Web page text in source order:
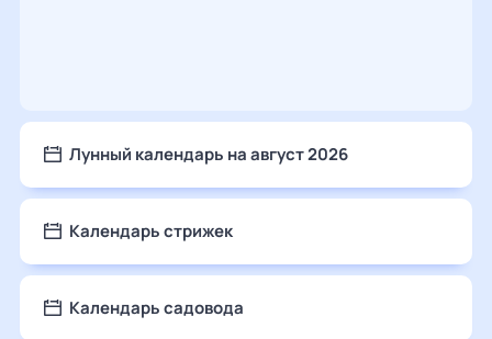
Лунный календарь на август 2026
Календарь стрижек
Календарь садовода